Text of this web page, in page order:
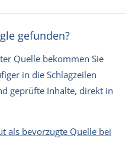
gefunden?
Quelle bekommen Sie
in die Schlagzeilen
geprüfte Inhalte, direkt in
als bevorzugte Quelle bei